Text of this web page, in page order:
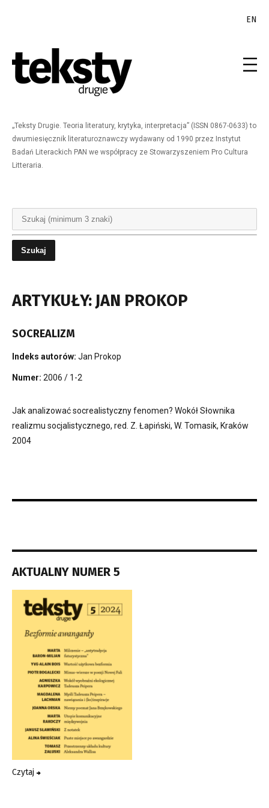
EN
„Teksty Drugie. Teoria literatury, krytyka, interpretacja” (ISSN 0867-0633) to
dwumiesięcznik literaturoznawczy wydawany od 1990 przez Instytut
Badań Literackich PAN we współpracy ze Stowarzyszeniem Pro Cultura
Litteraria.
ARTYKUŁY: JAN PROKOP
SOCREALIZM
Indeks autorów: Jan Prokop
Numer: 2006 / 1-2
Jak analizować socrealistyczny fenomen? Wokół Słownika
realizmu socjalistycznego, red. Z. Łapiński, W. Tomasik, Kraków
2004
AKTUALNY NUMER 5
Czytaj